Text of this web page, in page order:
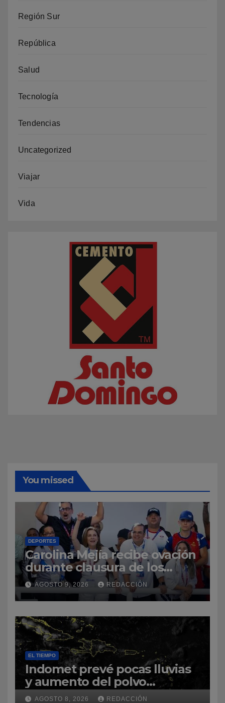
Región Sur
República
Salud
Tecnología
Tendencias
Uncategorized
Viajar
Vida
You missed
DEPORTES
Carolina Mejía recibe ovación
durante clausura de los
Juegos Centroamericanos y
del Caribe Santo Domingo
2026
AGOSTO 9, 2026 REDACCIÓN
EL TIEMPO
Indomet prevé pocas lluvias
y aumento del polvo
sahariano sobre República
AGOSTO 8, 2026 REDACCIÓN